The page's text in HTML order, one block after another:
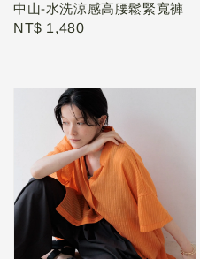
中山-水洗涼感高腰鬆緊寬褲⁠
Regular
NT$ 1,480